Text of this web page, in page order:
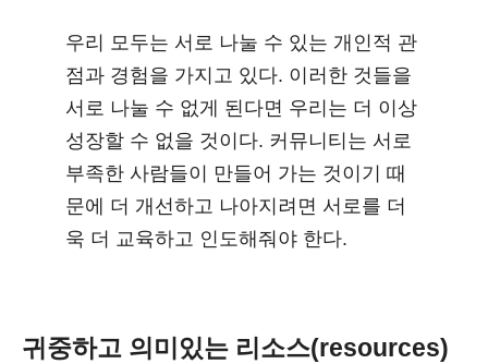
우리 모두는 서로 나눌 수 있는 개인적 관
점과 경험을 가지고 있다. 이러한 것들을
서로 나눌 수 없게 된다면 우리는 더 이상
성장할 수 없을 것이다. 커뮤니티는 서로
부족한 사람들이 만들어 가는 것이기 때
문에 더 개선하고 나아지려면 서로를 더
욱 더 교육하고 인도해줘야 한다.
귀중하고 의미있는 리소스(resources)